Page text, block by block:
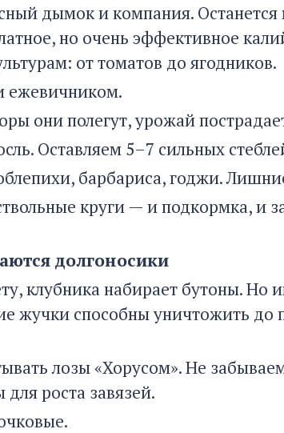
дымок и компания. Останется
но очень эффективное
от томатов до ягодников.
ежевичником.
они полегут, урожай
Оставляем 5–7 сильных
барбариса, годжи.
круги — и подкормка, и
долгоносики
клубника набирает бутоны. Но
жучки способны уничтожить до
лозы «Хорусом». Не
роста завязей.